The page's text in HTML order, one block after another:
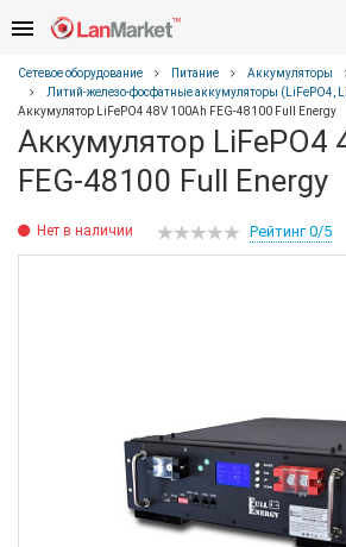
Сетевое оборудование Питание Аккумуляторы
Литий-железо-фосфатные аккумуляторы (LiFePO4,
Аккумулятор LiFePO4 48V 100Ah FEG-48100 Full Energy
Аккумулятор LiFePO4
FEG-48100 Full Energy
Нет в наличии Рейтинг 0/5